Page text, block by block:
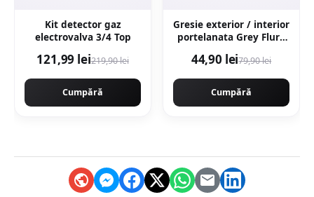
Kit detector gaz
electrovalva 3/4 Top
121,99 lei219,90 lei
Cumpără
Gresie exterior / interior
portelanata Grey Flury
rectificata tip marmura
44,90 lei79,90 lei
Cumpără